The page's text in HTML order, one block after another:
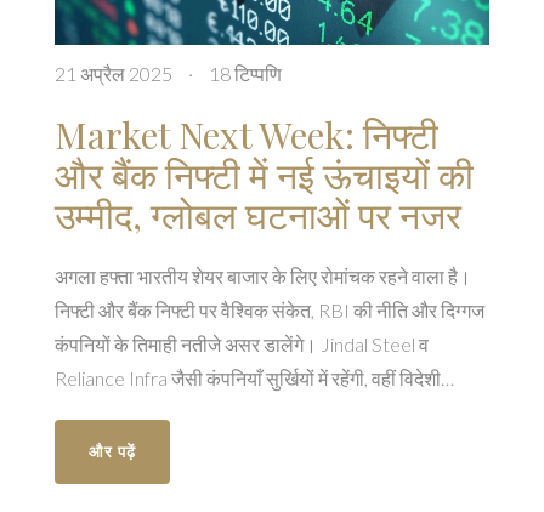
21 अप्रैल 2025 · 18 टिप्पणि
Market Next Week: निफ्टी
और बैंक निफ्टी में नई ऊंचाइयों की
उम्मीद, ग्लोबल घटनाओं पर नजर
अगला हफ्ता भारतीय शेयर बाजार के लिए रोमांचक रहने वाला है।
निफ्टी और बैंक निफ्टी पर वैश्विक संकेत, RBI की नीति और दिग्गज
कंपनियों के तिमाही नतीजे असर डालेंगे। Jindal Steel व
Reliance Infra जैसी कंपनियाँ सुर्खियों में रहेंगी, वहीं विदेशी
और पढ़ें